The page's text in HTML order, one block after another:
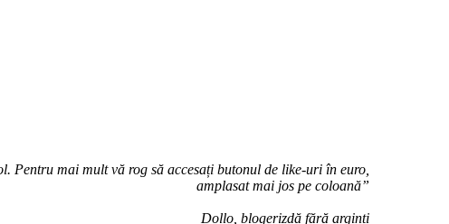
Pentru mai mult vă rog să accesați butonul de like-uri în euro,
amplasat mai jos pe coloană”
Dollo, blogerizdă fără arginți